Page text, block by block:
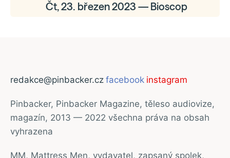
Čt, 23. březen 2023 — Bioscop
redakce@pinbacker.cz facebook instagram
Pinbacker, Pinbacker Magazine, těleso audiovize,
magazín, 2013 — 2022 všechna práva na obsah
vyhrazena
MM, Mattress Men, vydavatel, zapsaný spolek,